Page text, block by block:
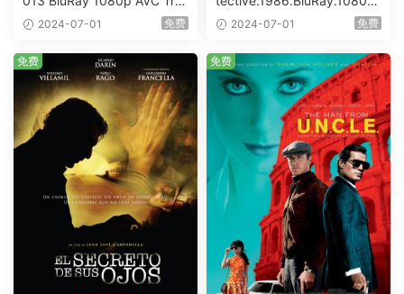
eHD5.1 [BDISO 22.64GB]
2024-07-01 免费
AVC.DTS-HD.MA.5.1-HDHo
2024-07-01 免费
免费 免费